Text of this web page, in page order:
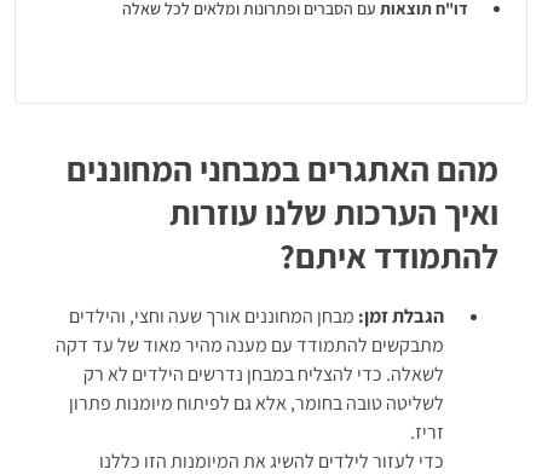
דו"ח תוצאות עם הסברים ופתרונות ומלאים לכל שאלה
מהם האתגרים במבחני המחוננים
ואיך הערכות שלנו עוזרות
להתמודד איתם?
הגבלת זמן: מבחן המחוננים אורך שעה וחצי, והילדים
מתבקשים להתמודד עם מענה מהיר מאוד של עד דקה
לשאלה. כדי להצליח במבחן נדרשים הילדים לא רק
לשליטה טובה בחומר, אלא גם לפיתוח מיומנות פתרון
זריז.
כדי לעזור לילדים להשיג את המיומנות הזו כללנו